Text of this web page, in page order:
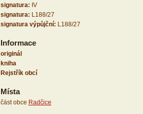
signatura: IV
signatura: L188/27
signatura výpůjční: L188/27
Informace
originál
kniha
Rejstřík obcí
Místa
část obce Radčice